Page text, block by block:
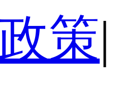
策|